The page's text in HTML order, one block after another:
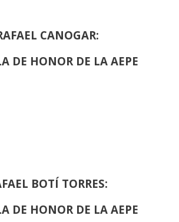
CANOGAR:
DE HONOR DE LA AEPE
BOTÍ TORRES:
DE HONOR DE LA AEPE